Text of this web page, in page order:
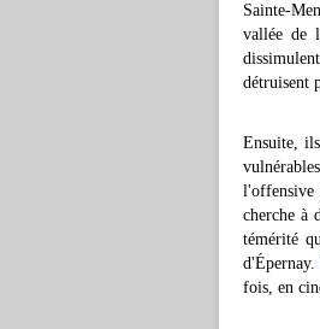
Sainte-
vallée de
détruisent
Ensuite,
l'offensive
cherche à
témérité
d'Épernay.
fois, en